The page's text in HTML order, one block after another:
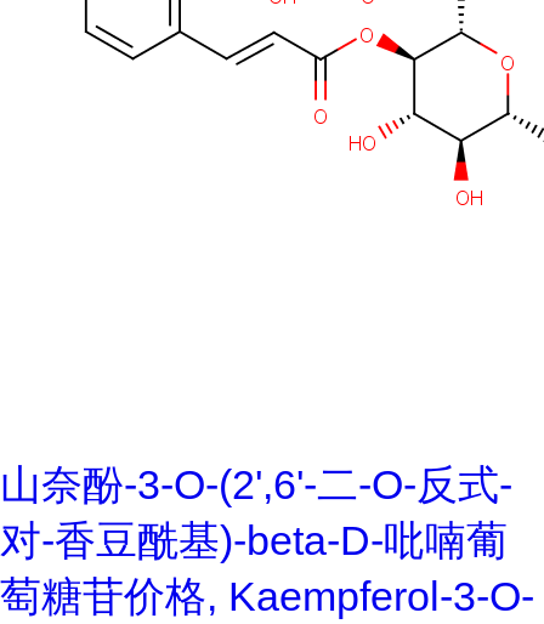
山奈酚-3-O-(2',6'-二-O-反式-
对-香豆酰基)-beta-D-吡喃葡
萄糖苷价格, Kaempferol-3-O-